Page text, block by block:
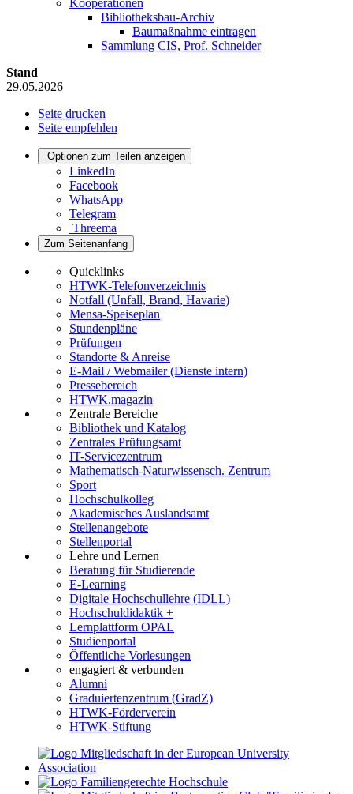
Bibliotheksbau-Archiv
Baumaßnahme eintragen
Sammlung CIS, Prof. Schneider
Stand
29.05.2026
Seite drucken
Seite empfehlen
Optionen zum Teilen anzeigen
LinkedIn
Facebook
WhatsApp
Telegram
Threema
Zum Seitenanfang
Quicklinks
HTWK-Telefonverzeichnis
Notfall (Unfall, Brand, Havarie)
Mensa-Speiseplan
Stundenpläne
Prüfungen
Standorte & Anreise
E-Mail / Webmailer (Dienste intern)
Pressebereich
HTWK.magazin
Zentrale Bereiche
Bibliothek und Katalog
Zentrales Prüfungsamt
IT-Servicezentrum
Mathematisch-Naturwissensch. Zentrum
Sport
Hochschulkolleg
Akademisches Auslandsamt
Stellenangebote
Stellenportal
Lehre und Lernen
Beratung für Studierende
E-Learning
Digitale Hochschullehre (IDLL)
Hochschuldidaktik +
Lernplattform OPAL
Studienportal
Öffentliche Vorlesungen
engagiert & verbunden
Alumni
Graduiertenzentrum (GradZ)
HTWK-Förderverein
HTWK-Stiftung